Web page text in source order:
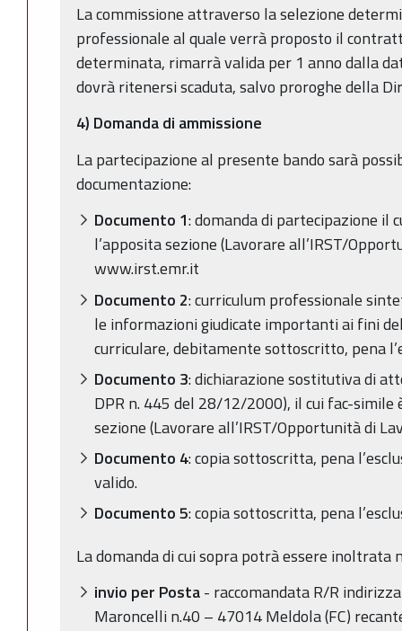
La commissione attraverso la selezione
professionale al quale verrà proposto il
determinata, rimarrà valida per 1 anno dalla
dovrà ritenersi scaduta, salvo proroghe della
4) Domanda di ammissione
La partecipazione al presente bando sarà
documentazione:
Documento 1: domanda di partecipazione il
l’apposita sezione (Lavorare all’IRST/
www.irst.emr.it
Documento 2: curriculum professionale
le informazioni giudicate importanti ai fini
curriculare, debitamente sottoscritto, pena
Documento 3: dichiarazione sostitutiva di
DPR n. 445 del 28/12/2000), il cui fac-simile
sezione (Lavorare all’IRST/Opportunità di
Documento 4: copia sottoscritta, pena
valido.
Documento 5: copia sottoscritta, pena
La domanda di cui sopra potrà essere inoltrata
invio per Posta- raccomandata R/R
Maroncelli n.40 – 47014 Meldola (FC)